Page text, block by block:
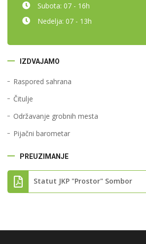
Subota: 07 - 16h
Nedelja: 07 - 13h
IZDVAJAMO
Raspored sahrana
Čitulje
Održavanje grobnih mesta
Pijačni barometar
PREUZIMANJE
Statut JKP "Prostor" Sombor